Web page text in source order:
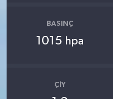
BASINÇ
1015 hpa
ÇIY